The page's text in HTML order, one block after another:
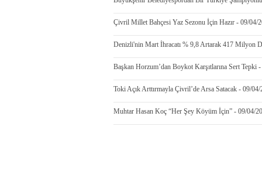
Çivril Millet Bahçesi Yaz Sezonu İçin Hazır - 09/04/
Denizli'nin Mart İhracatı % 9,8 Artarak 417 Milyon
Başkan Horzum’dan Boykot Karşıtlarına Sert Tepki
Toki Açık Arttırmayla Çivril’de Arsa Satacak - 09/04/
Muhtar Hasan Koç “Her Şey Köyüm İçin” - 09/04/